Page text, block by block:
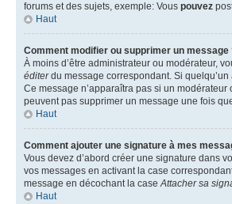
forums et des sujets, exemple: Vous pouvez
Haut
Comment modifier ou supprimer un message
À moins d’être administrateur ou modérateur,
éditerdu message correspondant. Si
Ce message n’apparaîtra pas si un
peuvent pas supprimer un message une fois
Haut
Comment ajouter une signature à mes
Vous devez d’abord créer une signature dans
vos messages en activant la case
message en décochant la caseAttacher sa
Haut